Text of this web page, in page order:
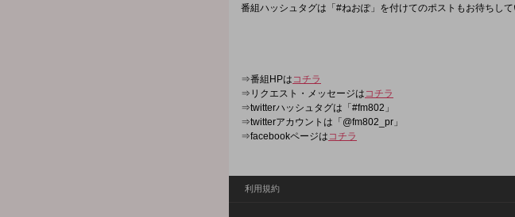
番組ハッシュタグは「#ねおぽ」を付けてのポストもお待ちし
⇒番組HPは コチラ
⇒リクエスト・メッセージは コチラ
⇒twitterハッシュタグは「#fm802」
⇒twitterアカウントは「@fm802_pr」
⇒facebookページは コチラ
利用規約